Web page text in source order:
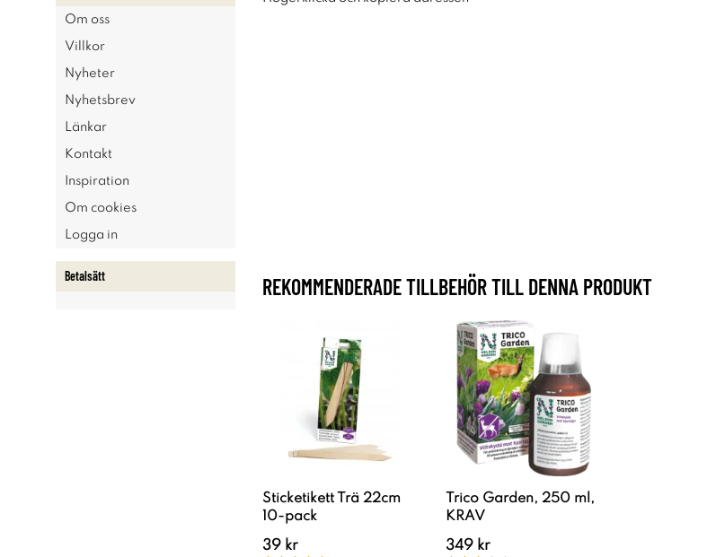
Om oss
Villkor
Nyheter
Nyhetsbrev
Länkar
Kontakt
Inspiration
Om cookies
Logga in
Betalsätt REKOMMENDERADE TILLBEHÖR TILL DENNA PRODUKT
Sticketikett Trä 22cm
10-pack
39 kr
Trico Garden, 250 ml,
KRAV
349 kr